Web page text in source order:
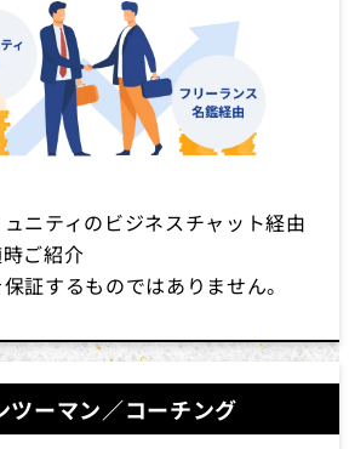
ニティのビジネスチャット経由
ご紹介
証するものではありません。
ツーマン／コーチング